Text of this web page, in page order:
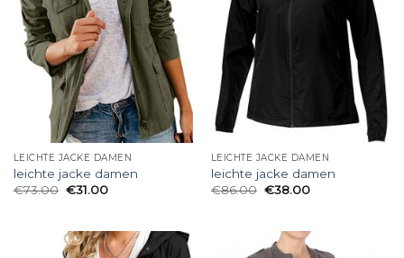
LEICHTE JACKE DAMEN
leichte jacke damen
€73.00 €31.00
LEICHTE JACKE DAMEN
leichte jacke damen
€86.00 €38.00